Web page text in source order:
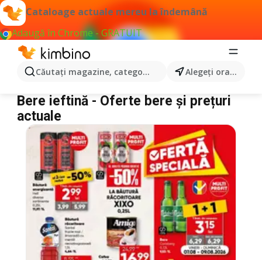
Cataloage actuale mereu la îndemână
Adaugă în Chrome - GRATUIT
Căutaţi magazine, categorii, produse... Alegeţi oraşul
Bere
Bere ieftină - Oferte bere și prețuri
actuale